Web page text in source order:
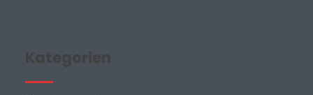
Kategorien